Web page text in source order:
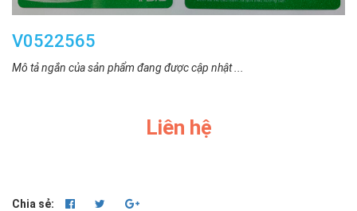
V0522565
Mô tả ngắn của sản phẩm đang được cập nhật ...
Liên hệ
Chia sẻ: